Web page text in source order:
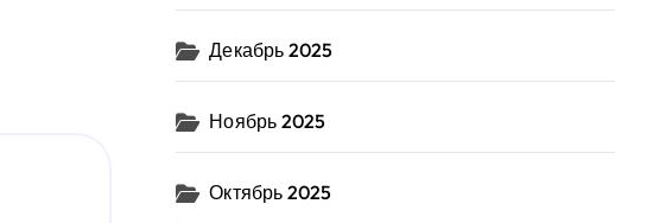
Декабрь 2025
Ноябрь 2025
Октябрь 2025